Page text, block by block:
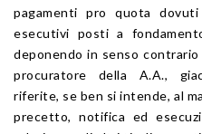
pagamenti pro quota
esecutivi posti a
deponendo in senso
procuratore della A.A.,
riferite, se ben si intende, al
precetto, notifica ed